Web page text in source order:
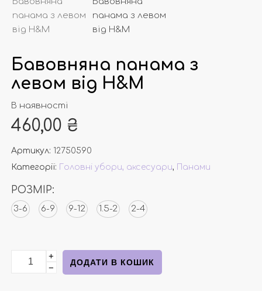
Бавовняна панама з
левом від Н&М
В наявності
460,00 ₴
Артикул: 12750590
Категорії:
Головні убори, аксесуари, Панами
РОЗМІР:
3-6 6-9 9-12 1.5-2 2-4
Бавовняна панама з левом від Н&М кількість
+
−
ДОДАТИ В КОШИК